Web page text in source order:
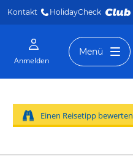
Kontakt HolidayCheck
Anmelden
Menü
Einen Reisetipp bewerten